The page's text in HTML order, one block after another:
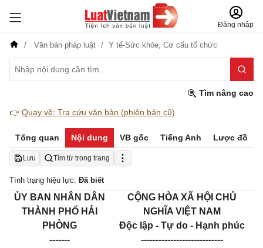
Đăng nhập
Văn bản pháp luật Y tế-Sức khỏe, Cơ cấu tổ chức
Tìm nâng cao
👉 Quay về: Tra cứu văn bản (phiên bản cũ)
Tổng quan Nội dung VB gốc Tiếng Anh Lược đồ
Lưu Tìm từ trong trang
Tình trạng hiệu lực: Đã biết
ỦY BAN NHÂN DÂN
THÀNH PHỐ HẢI
PHÒNG
-------
CỘNG HÒA XÃ HỘI CHỦ
NGHĨA VIỆT NAM
Độc lập - Tự do - Hạnh phúc
----------------------------